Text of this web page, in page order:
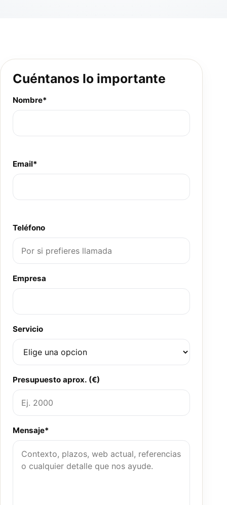
Cuéntanos lo importante
Nombre*
Email*
Teléfono
Empresa
Servicio
Presupuesto aprox. (€)
Mensaje*